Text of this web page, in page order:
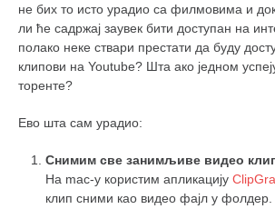
не бих то исто урадио са филмовима и
ли ће садржај заувек бити доступан на
полако неке ствари престати да буду
клипови на Youtube? Шта ако једном
торенте?
Ево шта сам урадио:
Снимим све занимљиве видео
На mac-у користим апликацију
клип сними као видео фајл у